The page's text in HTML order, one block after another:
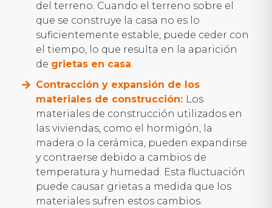
del terreno. Cuando el terreno sobre el
que se construye la casa no es lo
suficientemente estable, puede ceder con
el tiempo, lo que resulta en la aparición
de grietas en casa.
Contracción y expansión de los
materiales de construcción: Los
materiales de construcción utilizados en
las viviendas, como el hormigón, la
madera o la cerámica, pueden expandirse
y contraerse debido a cambios de
temperatura y humedad. Esta fluctuación
puede causar grietas a medida que los
materiales sufren estos cambios.